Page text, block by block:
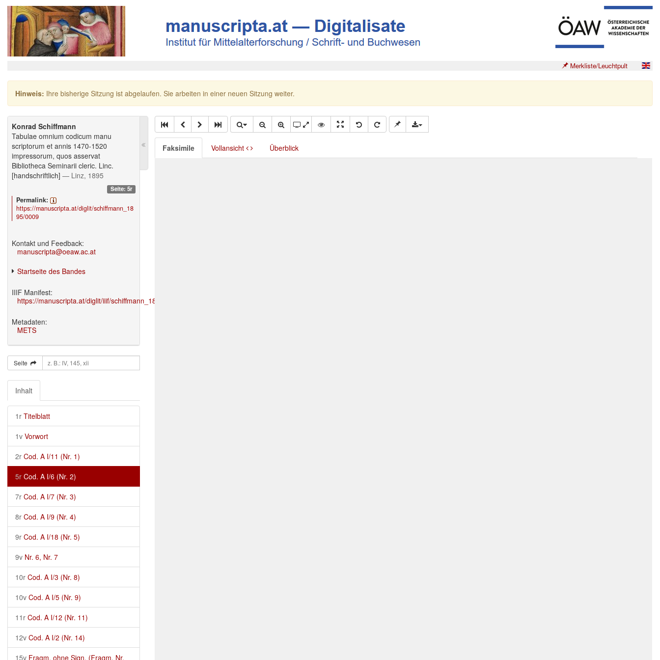
Merkliste/Leuchtpult
Hinweis: Ihre bisherige Sitzung ist abgelaufen. Sie arbeiten in einer neuen Sitzung weiter.
Konrad Schiffmann
Tabulae omnium codicum manu
scriptorum et annis 1470-1520
impressorum, quos asservat
Bibliotheca Seminarii cleric. Linc.
[handschriftlich] — Linz, 1895
Seite: 5r
Permalink:
https://manuscripta.at/diglit/schiffmann_18
95/0009
Kontakt und Feedback:
manuscripta@oeaw.ac.at
Startseite des Bandes
IIIF Manifest:
https://manuscripta.at/diglit/iiif/schiffmann_1895/manifest.json
Metadaten:
METS
Seite
Inhalt
1r Titelblatt
1v Vorwort
2r Cod. A I/11 (Nr. 1)
5r Cod. A I/6 (Nr. 2)
7r Cod. A I/7 (Nr. 3)
8r Cod. A I/9 (Nr. 4)
9r Cod. A I/18 (Nr. 5)
9v Nr. 6, Nr. 7
10r Cod. A I/3 (Nr. 8)
10v Cod. A I/5 (Nr. 9)
11r Cod. A I/12 (Nr. 11)
12v Cod. A I/2 (Nr. 14)
15v Fragm. ohne Sign. (Fragm. Nr.
Faksimile Vollansicht Überblick